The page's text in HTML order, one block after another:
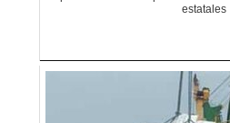
estatales